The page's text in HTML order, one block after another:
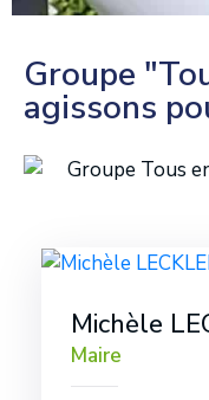
Groupe
agissons
Michèle
Maire